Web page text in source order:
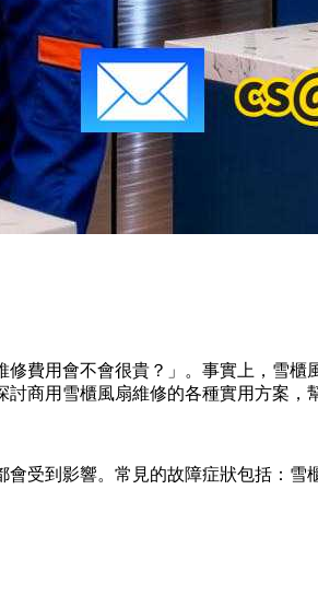
費用會不會很貴？」。事實上，雪櫃
討商用雪櫃風扇維修的各種實用方案，
受到影響。常見的故障症狀包括：雪